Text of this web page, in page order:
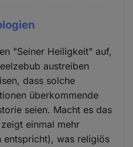
"Seiner Heiligkeit" auf,
austreiben
dass solche
überkommende
seien. Macht es das
einmal mehr
entspricht), was religiös